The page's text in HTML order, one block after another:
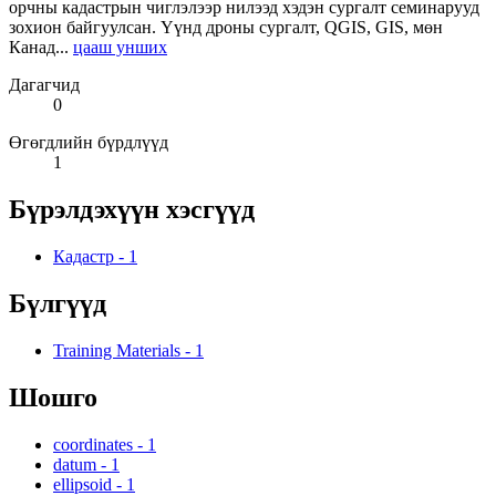
орчны кадастрын чиглэлээр нилээд хэдэн сургалт семинарууд
зохион байгуулсан. Үүнд дроны сургалт, QGIS, GIS, мөн
Канад... цааш унших
Дагагчид
0
Өгөгдлийн бүрдлүүд
1
Бүрэлдэхүүн хэсгүүд
Кадастр - 1
Бүлгүүд
Training Materials - 1
Шошго
coordinates - 1
datum - 1
ellipsoid - 1